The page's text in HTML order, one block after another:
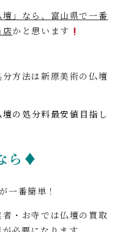
壇」なら、富山県で一番
店かと思います
方法は新原美術の仏壇
の処分料最安値目指し
ら♦
一番簡単！
・お寺では仏壇の買取